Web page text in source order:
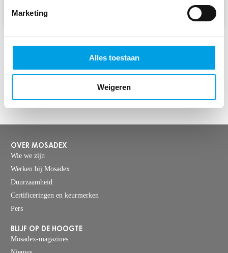
Marketing
Alles toestaan
Weigeren
Wil je in contact komen met één van de bestuursleden van Mosadex
Holding B.V., stuur dan een e-mail
naarsecretariaatdenbosch@mosadex.nlt.a.v. het bestuur Mosadex
OVER MOSADEX
Wie we zijn
Werken bij Mosadex
Duurzaamheid
Certificeringen en keurmerken
Pers
BLIJF OP DE HOOGTE
Mosadex-magazines